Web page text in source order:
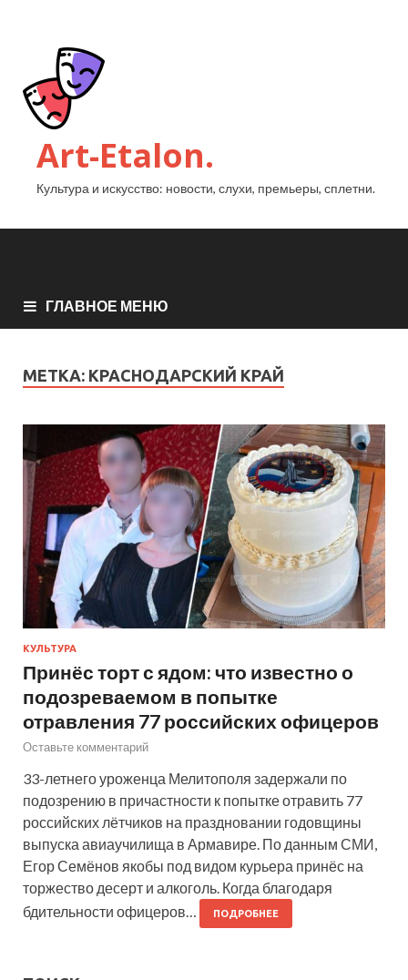
Art-Etalon.
Культура и искусство: новости, слухи, премьеры, сплетни.
ГЛАВНОЕ МЕНЮ
МЕТКА: КРАСНОДАРСКИЙ КРАЙ
КУЛЬТУРА
Принёс торт с ядом: что известно о
подозреваемом в попытке
отравления 77 российских офицеров
Оставьте комментарий
33-летнего уроженца Мелитополя задержали по
подозрению в причастности к попытке отравить 77
российских лётчиков на праздновании годовщины
выпуска авиаучилища в Армавире. По данным СМИ,
Егор Семёнов якобы под видом курьера принёс на
торжество десерт и алкоголь. Когда благодаря
бдительности офицеров…
ПОДРОБНЕЕ